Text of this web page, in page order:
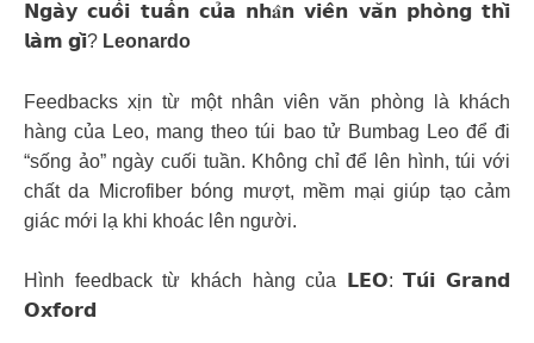
𝗡𝗴𝗮̀𝘆 𝗰𝘂𝗼̂́𝗶 𝘁𝘂𝗮̂̀𝗻 𝗰𝘂̉𝗮 𝗻𝗵𝐚̂𝗻 𝘃𝗶𝗲̂𝗻 𝘃𝗮̆𝗻 𝗽𝗵𝗼̀𝗻𝗴 𝘁𝗵𝗶̀
𝗹𝗮̀𝗺 𝗴𝗶̀? Leonardo
Feedbacks xịn từ một nhân viên văn phòng là khách
hàng của Leo, mang theo túi bao tử Bumbag Leo để đi
“sống ảo” ngày cuối tuần. Không chỉ để lên hình, túi với
chất da Microfiber bóng mượt, mềm mại giúp tạo cảm
giác mới lạ khi khoác lên người.
Hình feedback từ khách hàng của 𝗟𝗘𝗢: 𝗧𝘂́𝗶 𝗚𝗿𝗮𝗻𝗱
𝗢𝘅𝗳𝗼𝗿𝗱